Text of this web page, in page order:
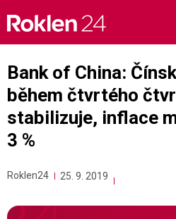
content
Bank of China:
během čtvrtého
stabilizuje, inflace
3 %
Roklen24 25. 9. 2019